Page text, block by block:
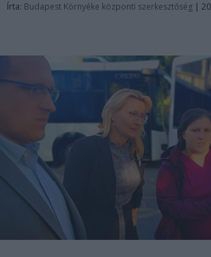
Írta: Budapest Környéke központi szerkesztőség|